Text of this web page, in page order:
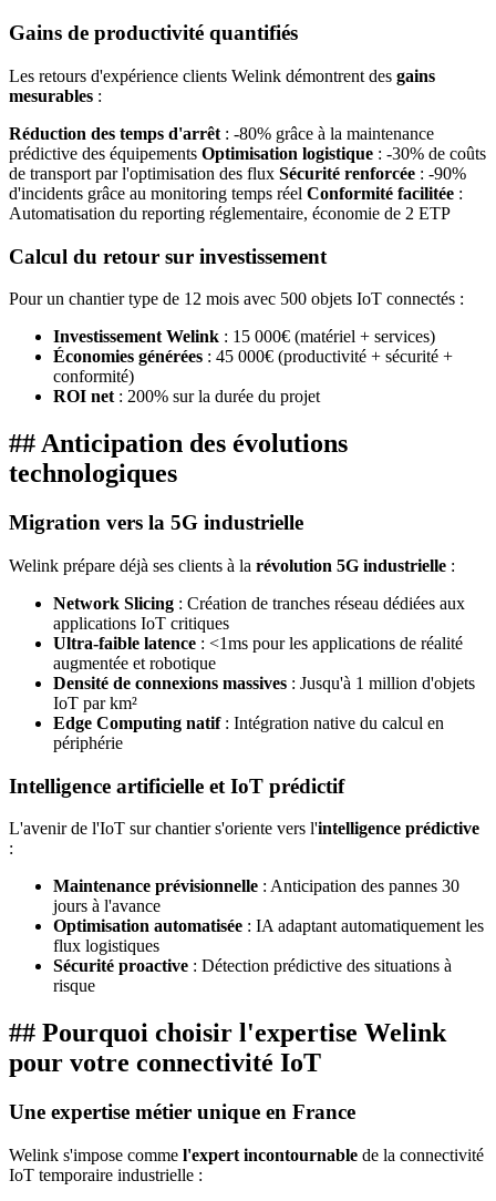
Gains de productivité quantifiés
Les retours d'expérience clients Welink démontrent des gains
mesurables :
Réduction des temps d'arrêt : -80% grâce à la maintenance
prédictive des équipements Optimisation logistique : -30% de coûts
de transport par l'optimisation des flux Sécurité renforcée : -90%
d'incidents grâce au monitoring temps réel Conformité facilitée :
Automatisation du reporting réglementaire, économie de 2 ETP
Calcul du retour sur investissement
Pour un chantier type de 12 mois avec 500 objets IoT connectés :
Investissement Welink : 15 000€ (matériel + services)
Économies générées : 45 000€ (productivité + sécurité +
conformité)
ROI net : 200% sur la durée du projet
## Anticipation des évolutions
technologiques
Migration vers la 5G industrielle
Welink prépare déjà ses clients à la révolution 5G industrielle :
Network Slicing : Création de tranches réseau dédiées aux
applications IoT critiques
Ultra-faible latence : <1ms pour les applications de réalité
augmentée et robotique
Densité de connexions massives : Jusqu'à 1 million d'objets
IoT par km²
Edge Computing natif: Intégration native du calcul en
périphérie
Intelligence artificielle et IoT prédictif
L'avenir de l'IoT sur chantier s'oriente vers l'intelligence prédictive
:
Maintenance prévisionnelle : Anticipation des pannes 30
jours à l'avance
Optimisation automatisée : IA adaptant automatiquement les
flux logistiques
Sécurité proactive : Détection prédictive des situations à
risque
## Pourquoi choisir l'expertise Welink
pour votre connectivité IoT
Une expertise métier unique en France
Welink s'impose comme l'expert incontournable de la connectivité
IoT temporaire industrielle :